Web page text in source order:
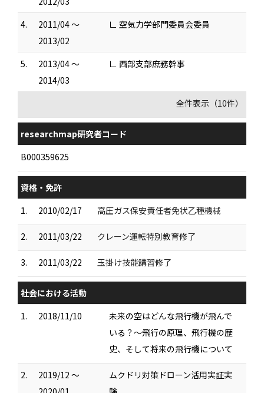
4.
2011/04 ～
2013/02
∟ 空気力学部門委員会委員
5.
2013/04 ～
2014/03
∟ 西部支部庶務幹事
全件表示（10件）
researchmap研究者コード
B000359625
資格・免許
1.
2010/02/17 高圧ガス保安責任者免状乙種機械
2. 2011/03/22 クレーン運転特別教育修了
3. 2011/03/22 玉掛け技能講習修了
社会における活動
1.
2018/11/10
未来の空はどんな飛行機が飛んで
いる？～飛行の原理、飛行機の歴
史、そして将来の飛行機について
2.
2019/12 ～
ムクドリ対策ドローン活用実証実